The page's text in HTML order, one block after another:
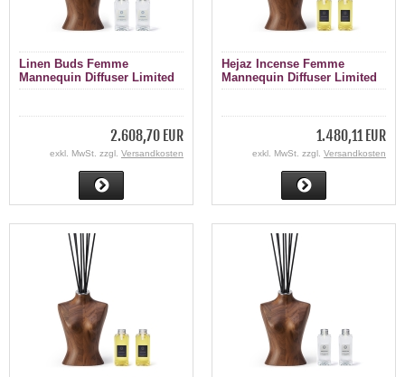
Linen Buds Femme
Mannequin Diffuser Limited
Edition 1000 ml
2.608,70 EUR
exkl. MwSt. zzgl. Versandkosten
Hejaz Incense Femme
Mannequin Diffuser Limited
Edition 200 ml
1.480,11 EUR
exkl. MwSt. zzgl. Versandkosten